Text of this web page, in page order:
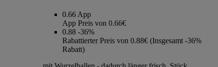
0.66 App
App Preis von 0.66€
0.88 -36%
Rabattierter Preis von 0.88€ (Insgesamt -36%
Rabatt)